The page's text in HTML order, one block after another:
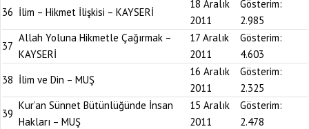
36 İlim – Hikmet İlişkisi – KAYSERİ
18 Aralık
2011
Gösterim:
2.985
37
Allah Yoluna Hikmetle Çağırmak –
KAYSERİ
17 Aralık
2011
Gösterim:
4.603
38 İlim ve Din – MUŞ
16 Aralık
2011
Gösterim:
2.325
39
Kur’an Sünnet Bütünlüğünde İnsan
Hakları – MUŞ
15 Aralık
2011
Gösterim:
2.478